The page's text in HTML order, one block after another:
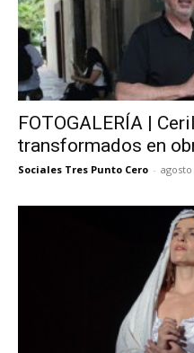
FOTOGALERÍA |
transformados en
Sociales Tres Punto Cero - agosto